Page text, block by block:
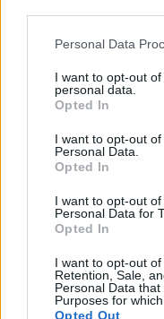
Please note that this
not limited to your visit
grant or deny consent
use your data for
consent section.
Personal Data
I want to opt-out
personal data.
Opted In
I want to opt-out
Personal Data.
Opted In
I want to opt-out
Personal Data for
Opted In
I want to opt-out of
Retention, Sale,
Personal Data
Purposes for
Opted Out
έκανε λόγο για
σε τρεις φάσεις»,
εμβολιασμών.
νοσοκομεία
Μάλιστα, το
λίστες με τα
των υγειονομικών.
νοσοκομεία στα
εμβολιασμός για τη
λίστα 2 και τη
εμβολιασμός θα